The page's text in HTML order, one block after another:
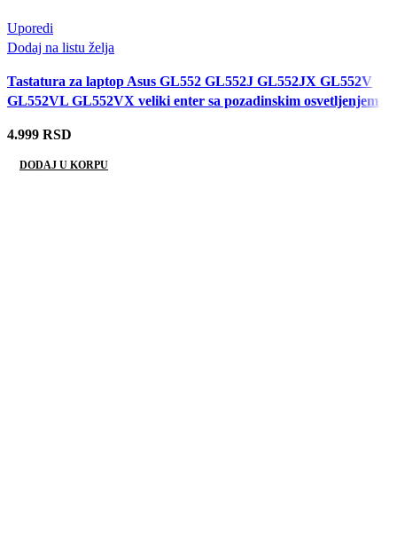
Uporedi
Dodaj na listu želja
Tastatura za laptop Asus GL552 GL552J GL552JX GL552V
GL552VL GL552VX veliki enter sa pozadinskim osvetljenjem
4.999 RSD
DODAJ U KORPU